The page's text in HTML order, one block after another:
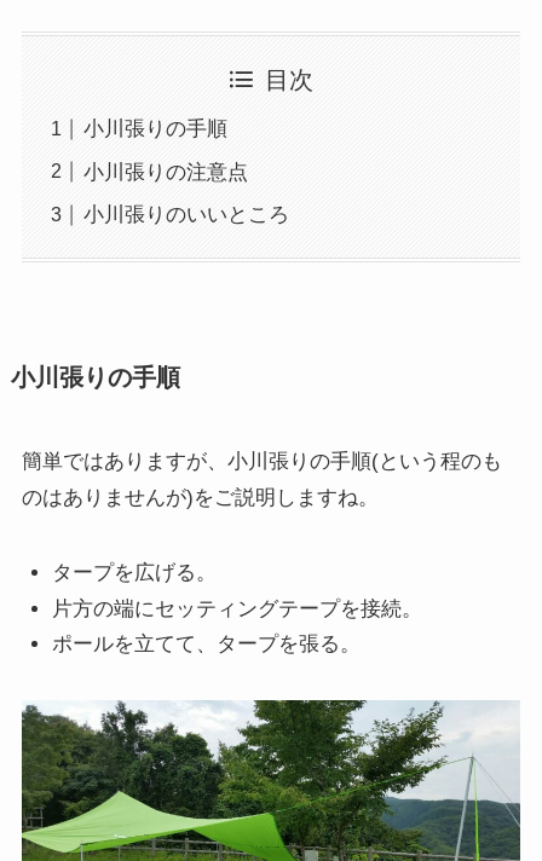
目次
小川張りの手順
小川張りの注意点
小川張りのいいところ
小川張りの手順
簡単ではありますが、小川張りの手順(という程のも
のはありませんが)をご説明しますね。
タープを広げる。
片方の端にセッティングテープを接続。
ポールを立てて、タープを張る。